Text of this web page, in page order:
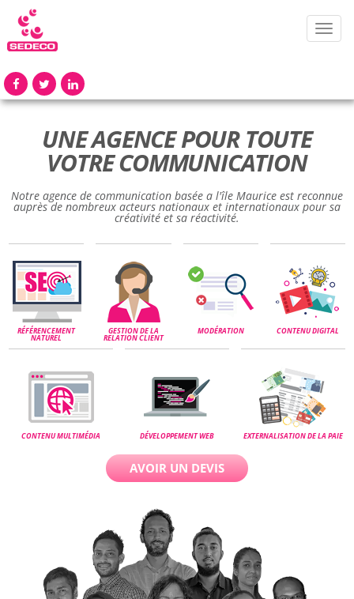
UNE AGENCE POUR TOUTE
VOTRE COMMUNICATION
Notre agence de communication basée a l'île Maurice est reconnue
auprès de nombreux acteurs nationaux et internationaux pour sa
créativité et sa réactivité.
RÉFÉRENCEMENT
NATUREL
GESTION DE LA
RELATION CLIENT
MODÉRATION CONTENU DIGITAL
CONTENU MULTIMÉDIA DÉVELOPPEMENT WEB EXTERNALISATION DE LA PAIE
AVOIR UN DEVIS